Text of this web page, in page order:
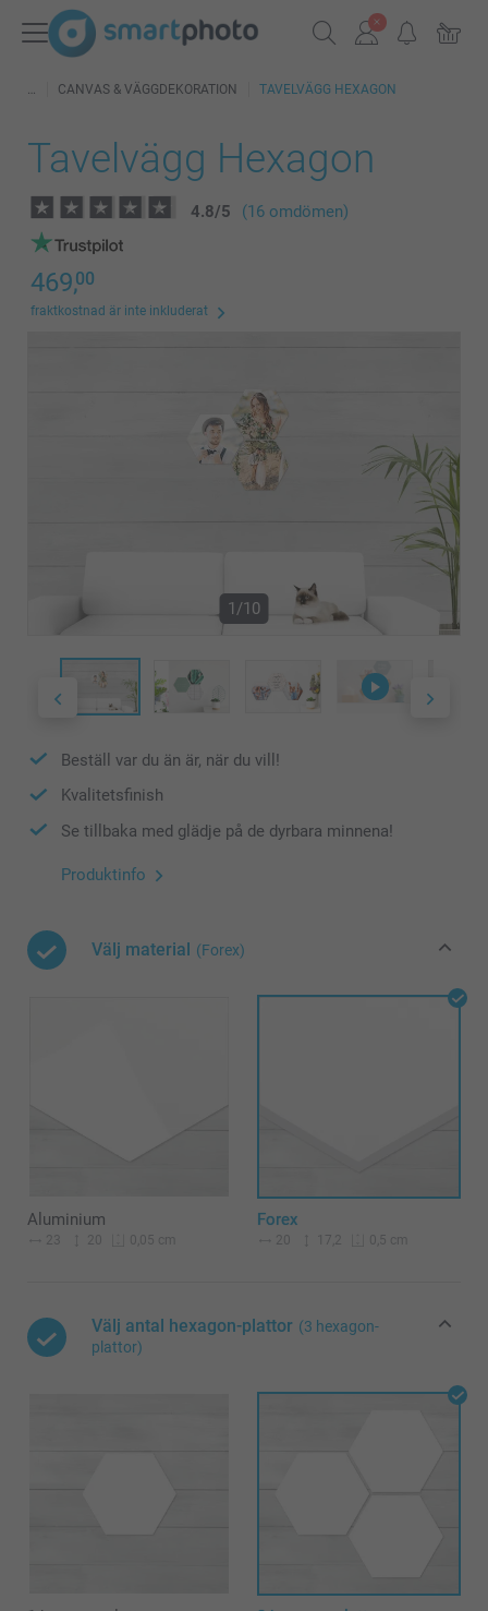
CANVAS & VÄGGDEKORATION TAVELVÄGG HEXAGON
Tavelvägg Hexagon
4.8/5 (16 omdömen)
469,00
fraktkostnad är inte inkluderat
1/10
Beställ var du än är, när du vill!
Kvalitetsfinish
Se tillbaka med glädje på de dyrbara minnena!
Produktinfo
Välj material (Forex)
Aluminium
23 20 0,05 cm
Forex
20 17,2 0,5 cm
Välj antal hexagon-plattor (3 hexagon-
plattor)